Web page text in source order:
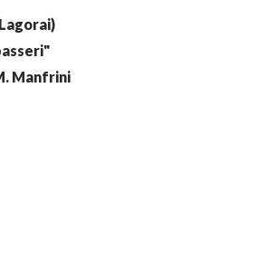
Manfrini